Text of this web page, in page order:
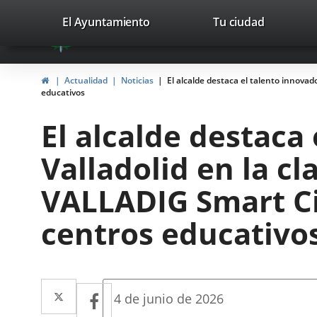
Portal
Web
del
Ayuntamiento
Valladolid
avaTop
valladolid.es
El Ayuntamiento Tu ciudad
InicioActualidad Noticias
El alcalde destaca el talento
educativos
El alcalde
Valladolid en la
VALLADIG Smart
centros
Twitter
EnlaceFacebook
Enlace
Fecha
4 de junio de 2026